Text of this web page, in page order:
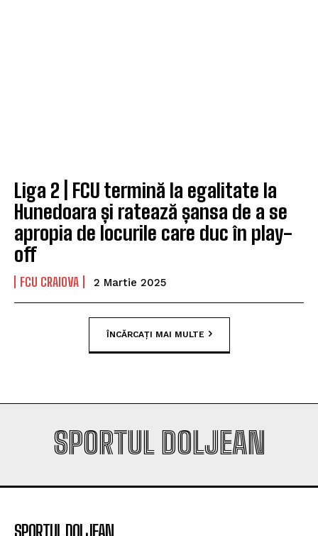
Liga 2 | FCU termină la egalitate la
Hunedoara și ratează șansa de a se
apropia de locurile care duc în play-
off
FCU CRAIOVA 2 Martie 2025
ÎNCĂRCAȚI MAI MULTE
SPORTUL DOLJEAN
SPORTUL DOLJEAN